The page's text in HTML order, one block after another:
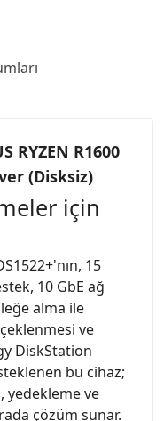
RYZEN R1600
(Disksiz)
için
15
10 GbE ağ
alma ile
ve
DiskStation
bu cihaz;
yedekleme ve
çözüm sunar.